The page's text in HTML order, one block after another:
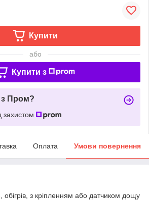
Купити
або
Купити з
з Пром?
захистом
Оплата Умови повернення
обігрів, з кріпленням або датчиком дощу